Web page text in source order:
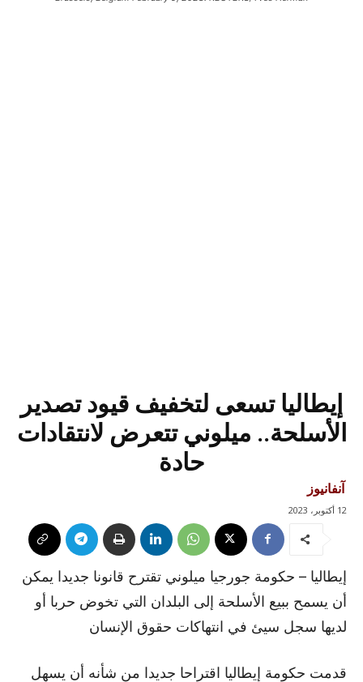
إيطاليا تسعى لتخفيف قيود تصدير
الأسلحة.. ميلوني تتعرض لانتقادات
حادة
آنفانيوز
12 أكتوبر، 2023
إيطاليا – حكومة جورجيا ميلوني تقترح قانونا جديدا يمكن
أن يسمح ببيع الأسلحة إلى البلدان التي تخوض حربا أو
لديها سجل سيئ في انتهاكات حقوق الإنسان
قدمت حكومة إيطاليا اقتراحا جديدا من شأنه أن يسهل